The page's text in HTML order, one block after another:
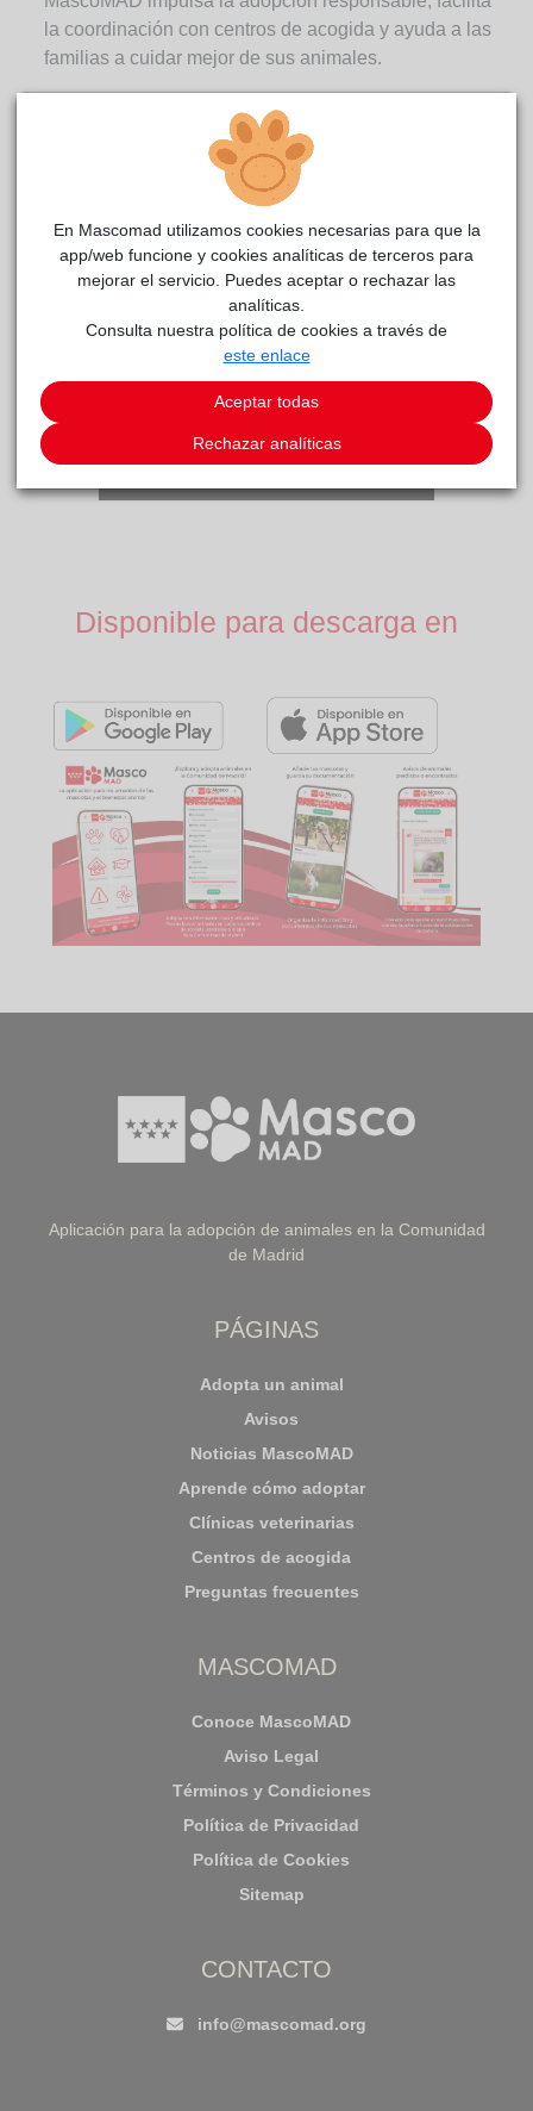
la coordinación con centros de acogida y ayuda a las
familias a cuidar mejor de sus animales.
¡Gracias por formar parte de este
proyecto!
Disponible para descarga en
Aplicación para la adopción de animales en la Comunidad
de Madrid
PÁGINAS
Adopta un animal
Avisos
Noticias MascoMAD
Aprende cómo adoptar
Clínicas veterinarias
Centros de acogida
Preguntas frecuentes
MASCOMAD
Conoce MascoMAD
Aviso Legal
Términos y Condiciones
Política de Privacidad
Política de Cookies
Sitemap
CONTACTO
info@mascomad.org
En Mascomad utilizamos cookies necesarias para que la
app/web funcione y cookies analíticas de terceros para
mejorar el servicio. Puedes aceptar o rechazar las
analíticas.
Consulta nuestra política de cookies a través de
este enlace
Aceptar todas
Rechazar analíticas